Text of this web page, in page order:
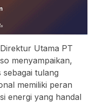
Utama PT
menyampaikan,
sebagai tulang
memiliki peran
energi yang handal